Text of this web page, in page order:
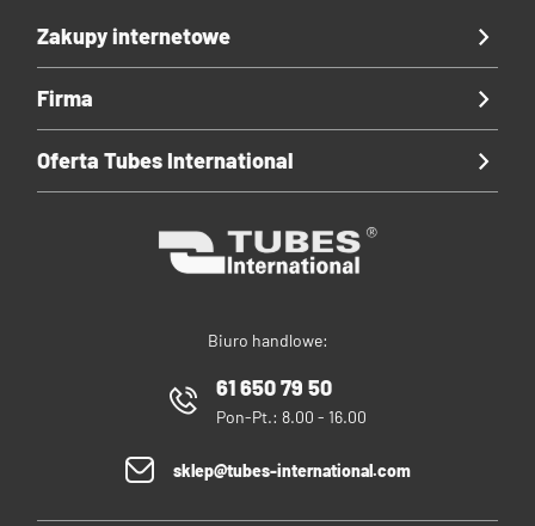
Biuro handlowe:
61 650 79 50
Pon-Pt.: 8.00 - 16.00
sklep@tubes-international.com
Zakupy internetowe
Firma
Oferta Tubes International